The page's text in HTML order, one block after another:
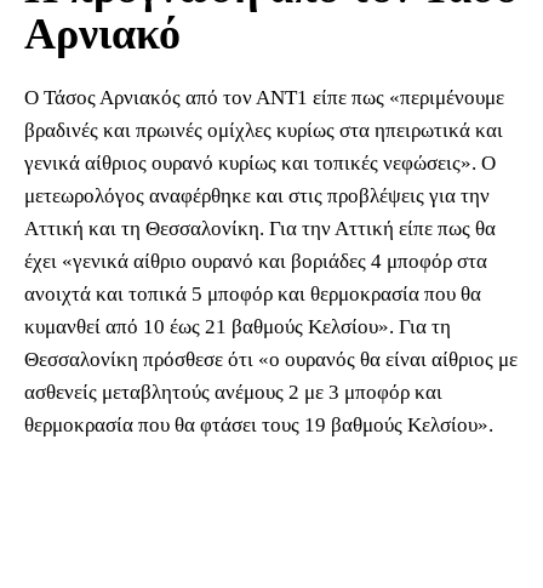
Αρνιακό
Ο Τάσος Αρνιακός από τον ΑΝΤ1 είπε πως «περιμένουμε
βραδινές και πρωινές ομίχλες κυρίως στα ηπειρωτικά και
γενικά αίθριος ουρανό κυρίως και τοπικές νεφώσεις». Ο
μετεωρολόγος αναφέρθηκε και στις προβλέψεις για την
Αττική και τη Θεσσαλονίκη. Για την Αττική είπε πως θα
έχει «γενικά αίθριο ουρανό και βοριάδες 4 μποφόρ στα
ανοιχτά και τοπικά 5 μποφόρ και θερμοκρασία που θα
κυμανθεί από 10 έως 21 βαθμούς Κελσίου». Για τη
Θεσσαλονίκη πρόσθεσε ότι «ο ουρανός θα είναι αίθριος με
ασθενείς μεταβλητούς ανέμους 2 με 3 μποφόρ και
θερμοκρασία που θα φτάσει τους 19 βαθμούς Κελσίου».